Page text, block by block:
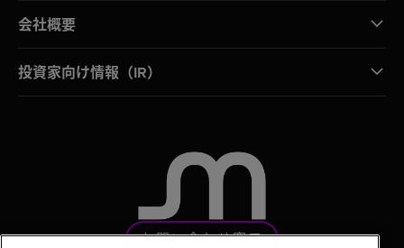
会社概要
投資家向け情報（IR）
お問い合わせ窓口